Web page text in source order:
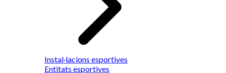
Instal·lacions esportives
Entitats esportives